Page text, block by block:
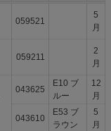
059521
5
月
059211
2
月
043625
E10 ブ
ルー
12
月
043610
E53 ブ
ラウン
5
月